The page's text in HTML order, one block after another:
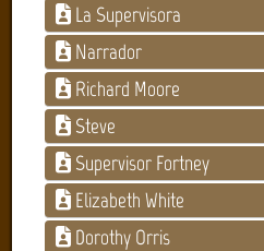
La Supervisora
Narrador
Richard Moore
Steve
Supervisor Fortney
Elizabeth White
Dorothy Orris